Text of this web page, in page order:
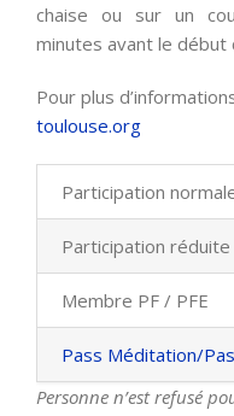
chaise ou sur un
minutes avant le début
Pour plus
toulouse.org
Participation
Participation réduite
Membre PF / PFE
Pass Méditation/
Personne n’est refusé